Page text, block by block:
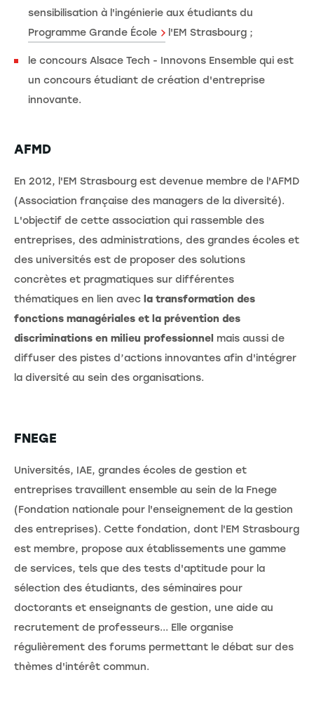
sensibilisation à l'ingénierie aux étudiants du
Programme Grande École
l'EM Strasbourg ;
le concours Alsace Tech - Innovons Ensemble qui est
un concours étudiant de création d'entreprise
innovante.
AFMD
En 2012, l'EM Strasbourg est devenue membre de l'AFMD
(Association française des managers de la diversité).
L'objectif de cette association qui rassemble des
entreprises, des administrations, des grandes écoles et
des universités est de proposer des solutions
concrètes et pragmatiques sur différentes
thématiques en lien avec la transformation des
fonctions managériales et la prévention des
discriminations en milieu professionnel mais aussi de
diffuser des pistes d’actions innovantes afin d'intégrer
la diversité au sein des organisations.
FNEGE
Universités, IAE, grandes écoles de gestion et
entreprises travaillent ensemble au sein de la Fnege
(Fondation nationale pour l'enseignement de la gestion
des entreprises). Cette fondation, dont l'EM Strasbourg
est membre, propose aux établissements une gamme
de services, tels que des tests d'aptitude pour la
sélection des étudiants, des séminaires pour
doctorants et enseignants de gestion, une aide au
recrutement de professeurs... Elle organise
régulièrement des forums permettant le débat sur des
thèmes d'intérêt commun.